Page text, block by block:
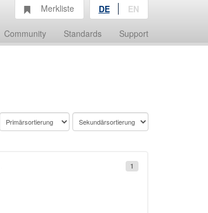
Community Standards Support
Merkliste DE EN
1